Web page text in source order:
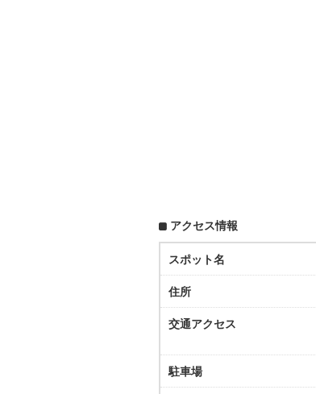
アクセス情報
スポット名
住所
交通アクセス
駐車場